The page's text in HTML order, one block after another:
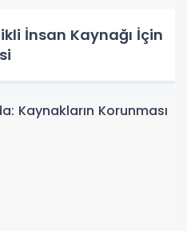
İnsan Kaynağı İçin